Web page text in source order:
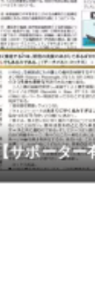
拶を申し上げます
高裁判決を追加し
大法廷弁論期日情
す。
。
院）が始まりまし
しました。
新聞 「One for
意見広告が掲載さ
有志による